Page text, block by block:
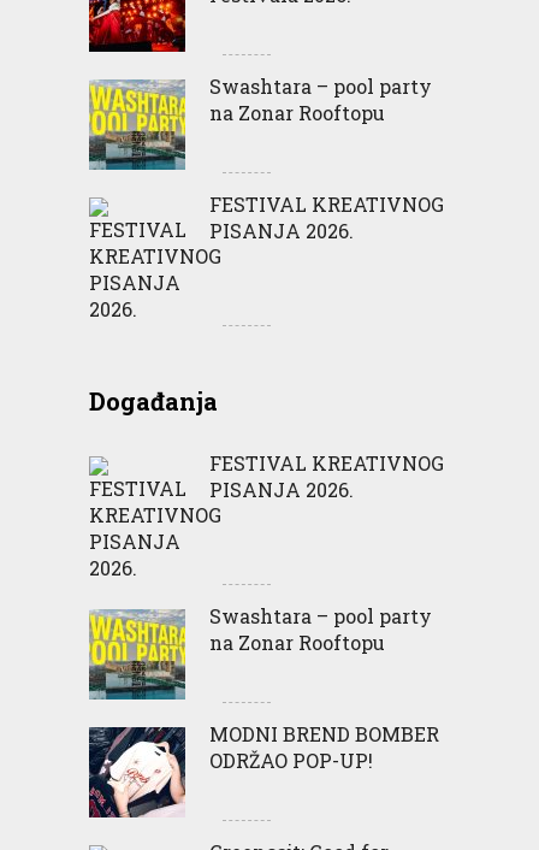
Swashtara – pool party
na Zonar Rooftopu
FESTIVAL KREATIVNOG
PISANJA 2026.
Događanja
FESTIVAL KREATIVNOG
PISANJA 2026.
Swashtara – pool party
na Zonar Rooftopu
MODNI BREND BOMBER
ODRŽAO POP-UP!